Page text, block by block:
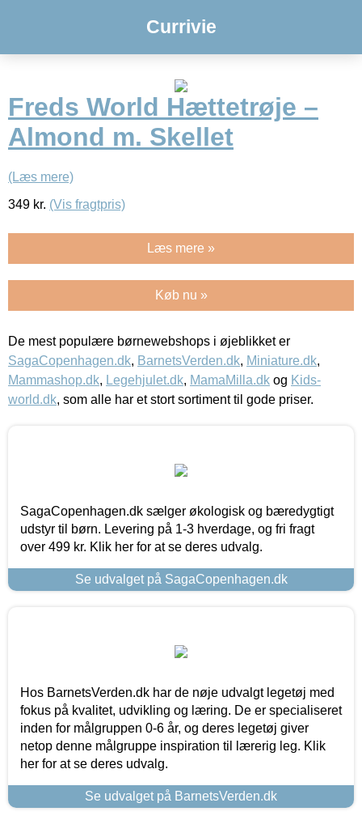
Currivie
Freds World Hættetrøje –
Almond m. Skellet
(Læs mere)
349 kr. (Vis fragtpris)
Læs mere »
Køb nu »
De mest populære børnewebshops i øjeblikket er
SagaCopenhagen.dk, BarnetsVerden.dk, Miniature.dk,
Mammashop.dk, Legehjulet.dk, MamaMilla.dk og Kids-
world.dk, som alle har et stort sortiment til gode priser.
SagaCopenhagen.dk sælger økologisk og bæredygtigt
udstyr til børn. Levering på 1-3 hverdage, og fri fragt
over 499 kr. Klik her for at se deres udvalg.
Se udvalget på SagaCopenhagen.dk
Hos BarnetsVerden.dk har de nøje udvalgt legetøj med
fokus på kvalitet, udvikling og læring. De er specialiseret
inden for målgruppen 0-6 år, og deres legetøj giver
netop denne målgruppe inspiration til lærerig leg. Klik
her for at se deres udvalg.
Se udvalget på BarnetsVerden.dk